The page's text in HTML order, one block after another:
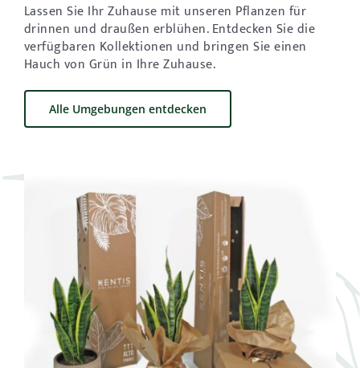
Lassen Sie Ihr Zuhause mit unseren Pflanzen für
drinnen und draußen erblühen. Entdecken Sie die
verfügbaren Kollektionen und bringen Sie einen
Hauch von Grün in Ihre Zuhause.
Alle Umgebungen entdecken